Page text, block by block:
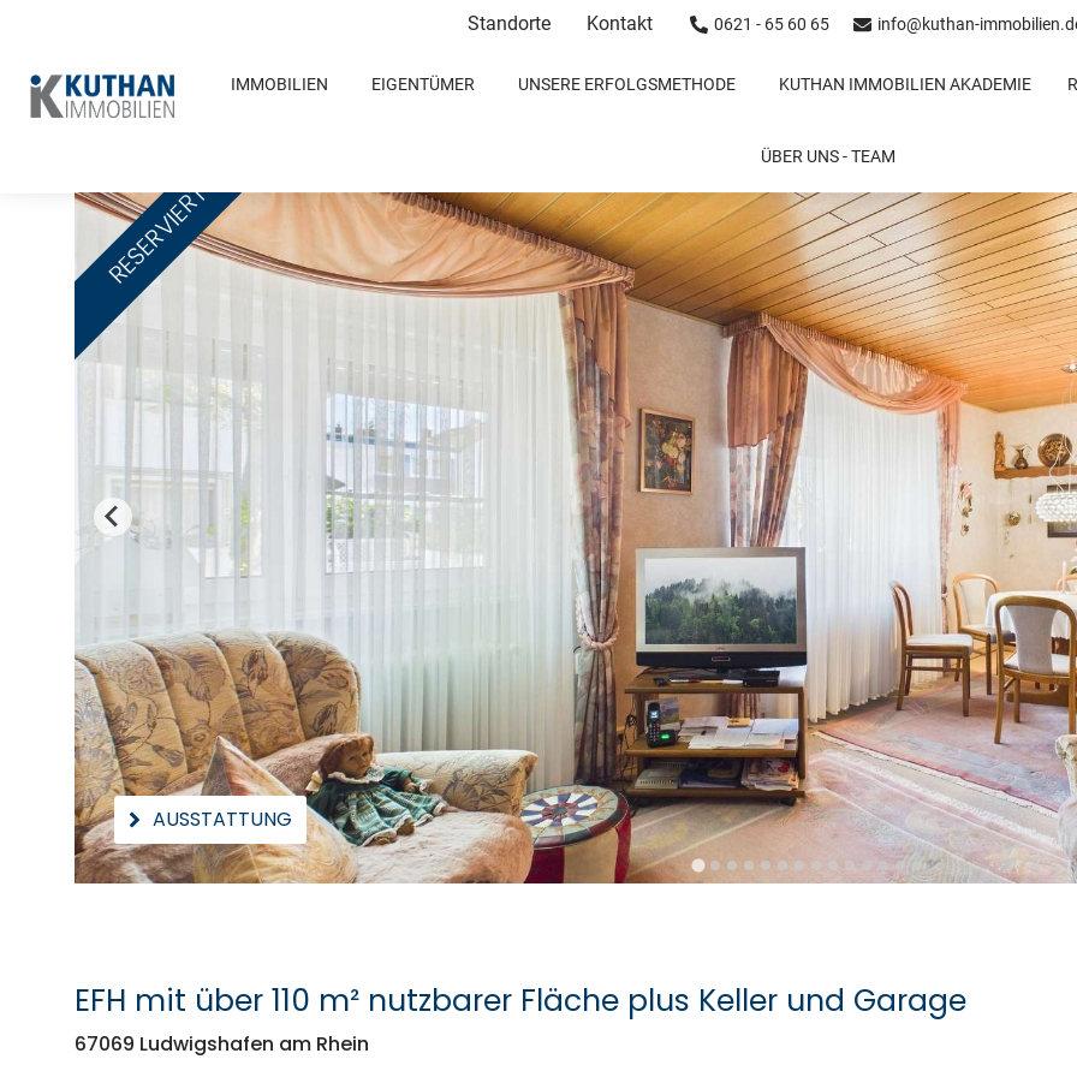
Standorte Kontakt 0621 - 65 60 65 info@kuthan-
IMMOBILIEN EIGENTÜMER UNSERE ERFOLGSMETHODE KUTHAN IMMOBILIEN AKADEMIE
ÜBER UNS - TEAM
RESERVIERT
AUSSTATTUNG
EFH mit über 110 m² nutzbarer Fläche plus Keller und Garage
67069 Ludwigshafen am Rhein